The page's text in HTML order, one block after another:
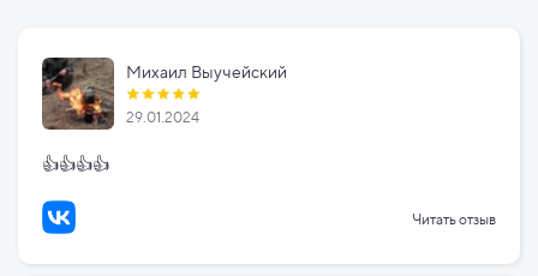
Михаил Выучейский
29.01.2024
👍👍👍👍
Читать отзыв